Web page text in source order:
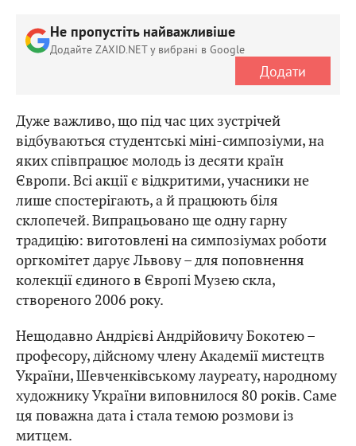
Не пропустіть найважливіше
Додайте ZAXID.NET у вибрані в Google
Додати
Дуже важливо, що під час цих зустрічей
відбуваються студентські міні-симпозіуми, на
яких співпрацює молодь із десяти країн
Європи. Всі акції є відкритими, учасники не
лише спостерігають, а й працюють біля
склопечей. Випрацьовано ще одну гарну
традицію: виготовлені на симпозіумах роботи
оргкомітет дарує Львову – для поповнення
колекції єдиного в Європі Музею скла,
створеного 2006 року.
Нещодавно Андрієві Андрійовичу Бокотею –
професору, дійсному члену Академії мистецтв
України, Шевченківському лауреату, народному
художнику України виповнилося 80 років. Саме
ця поважна дата і стала темою розмови із
митцем.